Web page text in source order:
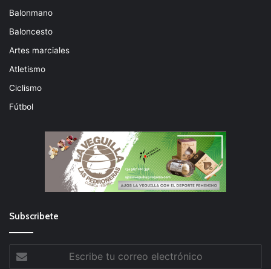
Balonmano
Baloncesto
Artes marciales
Atletismo
Ciclismo
Fútbol
Subscribete
tu